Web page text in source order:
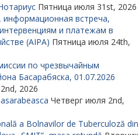
Пятница июля 31st, 2026
информационная встреча,
и платежам в
(AIPA) Пятница июля 24th,
по чрезвычайным
Басарабяска, 01.07.2026
2026
Четверг июля 2nd,
a Bolnavilor de Tuberculoză din